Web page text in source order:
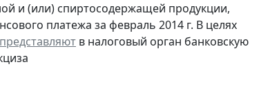
и (или) спиртосодержащей продукции,
платежа за февраль 2014 г. В целях
представляют в налоговый орган банковскую